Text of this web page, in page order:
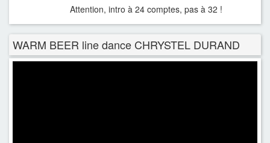
Attention, intro à 24 comptes, pas à 32 !
WARM BEER line dance CHRYSTEL DURAND